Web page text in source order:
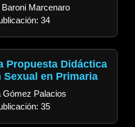
Marcenaro
34
Propuesta Didáctica
en Primaria
Gómez Palacios
35